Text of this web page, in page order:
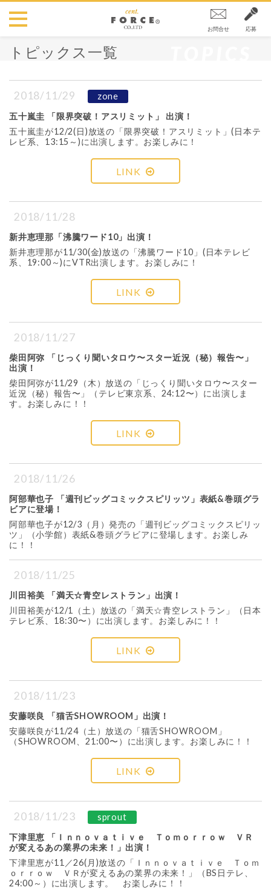
お問合せ 応募
トピックス一覧
2018/11/29
zone
五十嵐圭 「限界突破！アスリミット」 出演！
五十嵐圭が12/2(日)放送の「限界突破！アスリミット」(日本テ
レビ系、13:15～)に出演します。お楽しみに！
LINK
2018/11/28
新井恵理那「沸騰ワード10」出演！
新井恵理那が11/30(金)放送の「沸騰ワード10」(日本テレビ
系、19:00～)にVTR出演します。お楽しみに！
LINK
2018/11/27
柴田阿弥 「じっくり聞いタロウ〜スター近況（秘）報告〜」
出演！
柴田阿弥が11/29（木）放送の「じっくり聞いタロウ〜スター
近況（秘）報告〜」（テレビ東京系、24:12〜）に出演しま
す。お楽しみに！！
LINK
2018/11/26
阿部華也子 「週刊ビッグコミックスピリッツ」表紙&巻頭グラ
ビアに登場！
阿部華也子が12/3（月）発売の「週刊ビッグコミックスピリッ
ツ」（小学館）表紙&巻頭グラビアに登場します。お楽しみ
に！！
2018/11/25
川田裕美 「満天☆青空レストラン」出演！
川田裕美が12/1（土）放送の「満天☆青空レストラン」（日本
テレビ系、18:30〜）に出演します。お楽しみに！！
LINK
2018/11/23
安藤咲良 「猫舌SHOWROOM」出演！
安藤咲良が11/24（土）放送の「猫舌SHOWROOM」
（SHOWROOM、21:00〜）に出演します。お楽しみに！！
LINK
2018/11/23
sprout
下津里恵 「Ｉｎｎｏｖａｔｉｖｅ Ｔｏｍｏｒｒｏｗ ＶＲ
が変えるあの業界の未来！」出演！
下津里恵が11／26(月)放送の「Ｉｎｎｏｖａｔｉｖｅ Ｔｏｍ
ｏｒｒｏｗ ＶＲが変えるあの業界の未来！」（BS日テレ、
24:00～）に出演します。 お楽しみに！！